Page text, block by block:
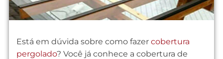
Está em dúvida sobre como fazer cobertura
pergolado? Você já conhece a cobertura de